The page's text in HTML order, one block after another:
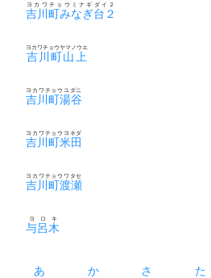
吉川町みなぎ台２
ヨカワチョウミナギダイ２
吉川町山上
ヨカワチョウヤマノウエ
吉川町湯谷
ヨカワチョウユダニ
吉川町米田
ヨカワチョウヨネダ
吉川町渡瀬
ヨカワチョウワタセ
与呂木
ヨロキ
あ か さ た